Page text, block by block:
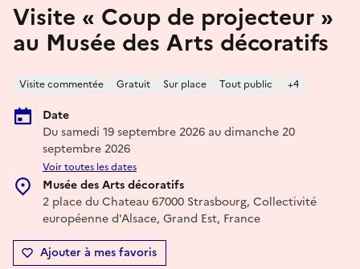
Visite « Coup de projecteur »
au Musée des Arts décoratifs
Visite commentée Gratuit Sur place Tout public +4
Date
Du samedi 19 septembre 2026 au dimanche 20
septembre 2026
Voir toutes les dates
Musée des Arts décoratifs
2 place du Chateau 67000 Strasbourg, Collectivité
européenne d'Alsace, Grand Est, France
Ajouter à mes favoris